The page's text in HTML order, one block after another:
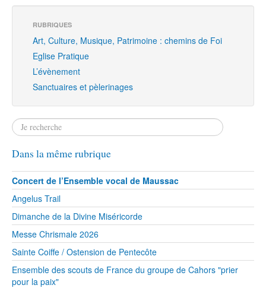
RUBRIQUES
Art, Culture, Musique, Patrimoine : chemins de Foi
Eglise Pratique
L’évènement
Sanctuaires et pèlerinages
Dans la même rubrique
Concert de l’Ensemble vocal de Maussac
Angelus Trail
Dimanche de la Divine Miséricorde
Messe Chrismale 2026
Sainte Coiffe / Ostension de Pentecôte
Ensemble des scouts de France du groupe de Cahors "prier
pour la paix"